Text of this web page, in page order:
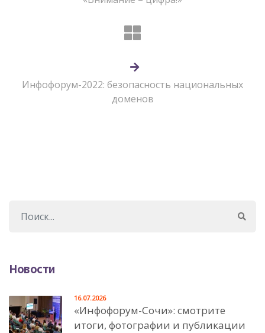
Инфофорум-2022: безопасность национальных
доменов
Новости
«Инфофорум-Сочи»: смотрите
итоги, фотографии и публикации
16.07.2026